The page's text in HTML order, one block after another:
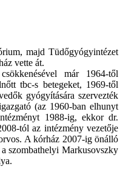
majd Tüdőgyógyintézet
vette át.
már 1964-től
tbc-s betegeket, 1969-től
gyógyítására szervezték
(az 1960-ban elhunyt
1988-ig, ekkor dr.
tól az intézmény vezetője
A kórház 2007-ig önálló
szombathelyi Markusovszky